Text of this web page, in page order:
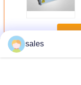
অধিকডায়োড লেজার সিস্টেম
sales